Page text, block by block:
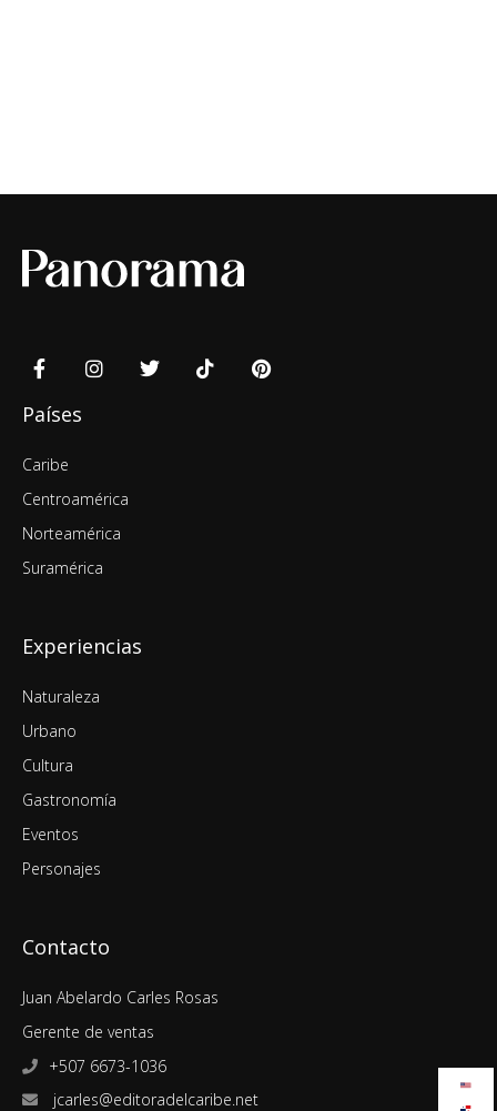
Países
Caribe
Centroamérica
Norteamérica
Suramérica
Experiencias
Naturaleza
Urbano
Cultura
Gastronomía
Eventos
Personajes
Contacto
Juan Abelardo Carles Rosas
Gerente de ventas
+507 6673-1036
jcarles@editoradelcaribe.net